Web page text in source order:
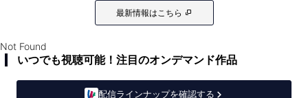
最新情報はこちら
Not Found
いつでも視聴可能！注目のオンデマンド作品
配信ラインナップを確認する